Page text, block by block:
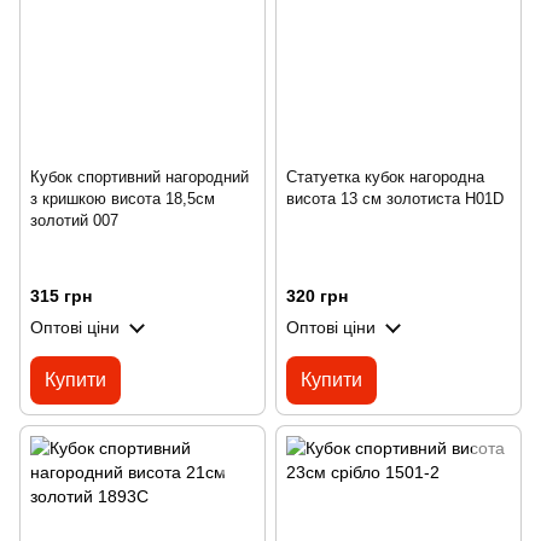
Кубок спортивний нагородний
з кришкою висота 18,5см
золотий 007
315 грн
Оптові ціни
Купити
Статуетка кубок нагородна
висота 13 см золотиста H01D
320 грн
Оптові ціни
Купити